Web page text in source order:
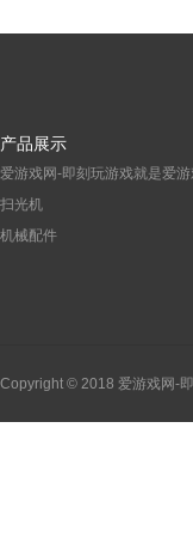
产品展示
爱游戏网-即刻玩游戏就是爱游
扫光机
机械配件
Copyright © 2018 爱游戏网-